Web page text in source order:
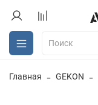
Главная GEKON